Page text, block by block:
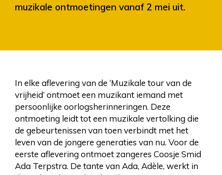
muzikale ontmoetingen vanaf 2 mei uit.
In elke aflevering van de ‘Muzikale tour van de
vrijheid’ ontmoet een muzikant iemand met
persoonlijke oorlogsherinneringen. Deze
ontmoeting leidt tot een muzikale vertolking die
de gebeurtenissen van toen verbindt met het
leven van de jongere generaties van nu. Voor de
eerste aflevering ontmoet zangeres Coosje Smid
Ada Terpstra. De tante van Ada, Adèle, werkt in